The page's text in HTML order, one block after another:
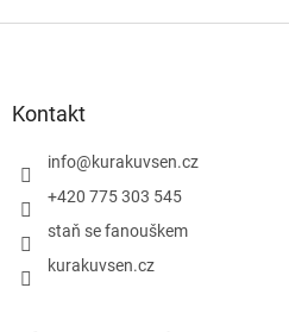
Kontakt
info@kurakuvsen.cz
+420 775 303 545
staň se fanouškem
kurakuvsen.cz